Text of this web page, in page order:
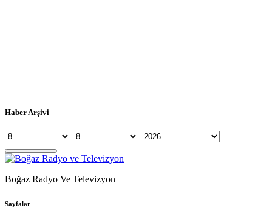
Haber Arşivi
Boğaz Radyo Ve Televizyon
Sayfalar